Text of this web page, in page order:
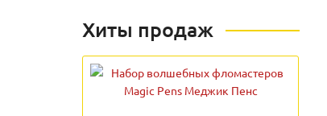
Хиты продаж